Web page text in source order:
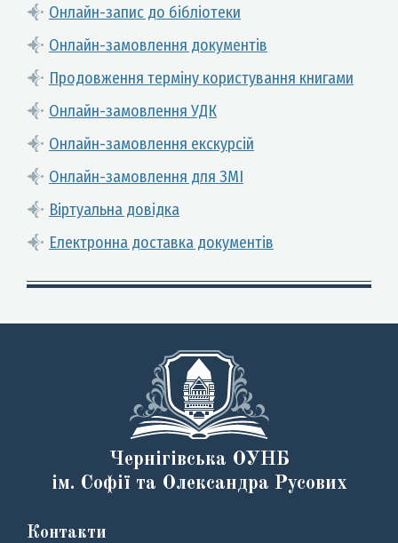
Онлайн-запис до бібліотеки
Онлайн-замовлення документів
Продовження терміну користування книгами
Онлайн-замовлення УДК
Онлайн-замовлення екскурсій
Онлайн-замовлення для ЗМІ
Віртуальна довідка
Електронна доставка документів
Чернігівська ОУНБ
ім. Софії та Олександра Русових
Контакти